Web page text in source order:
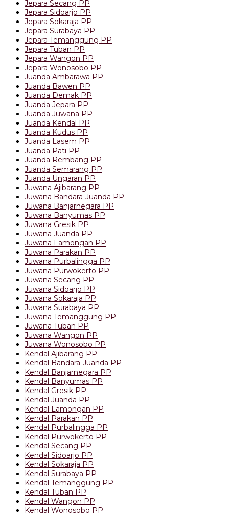
Jepara Secang PP
Jepara Sidoarjo PP
Jepara Sokaraja PP
Jepara Surabaya PP
Jepara Temanggung PP
Jepara Tuban PP
Jepara Wangon PP
Jepara Wonosobo PP
Juanda Ambarawa PP
Juanda Bawen PP
Juanda Demak PP
Juanda Jepara PP
Juanda Juwana PP
Juanda Kendal PP
Juanda Kudus PP
Juanda Lasem PP
Juanda Pati PP
Juanda Rembang PP
Juanda Semarang PP
Juanda Ungaran PP
Juwana Ajibarang PP
Juwana Bandara-Juanda PP
Juwana Banjarnegara PP
Juwana Banyumas PP
Juwana Gresik PP
Juwana Juanda PP
Juwana Lamongan PP
Juwana Parakan PP
Juwana Purbalingga PP
Juwana Purwokerto PP
Juwana Secang PP
Juwana Sidoarjo PP
Juwana Sokaraja PP
Juwana Surabaya PP
Juwana Temanggung PP
Juwana Tuban PP
Juwana Wangon PP
Juwana Wonosobo PP
Kendal Ajibarang PP
Kendal Bandara-Juanda PP
Kendal Banjarnegara PP
Kendal Banyumas PP
Kendal Gresik PP
Kendal Juanda PP
Kendal Lamongan PP
Kendal Parakan PP
Kendal Purbalingga PP
Kendal Purwokerto PP
Kendal Secang PP
Kendal Sidoarjo PP
Kendal Sokaraja PP
Kendal Surabaya PP
Kendal Temanggung PP
Kendal Tuban PP
Kendal Wangon PP
Kendal Wonosobo PP